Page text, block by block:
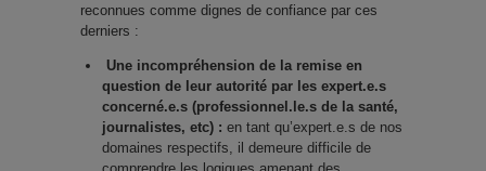
reconnues comme dignes de confiance par ces
derniers :
Une incompréhension de la remise en
question de leur autorité par les expert.e.s
concerné.e.s (professionnel.le.s de la santé,
journalistes, etc) : en tant qu’expert.e.s de nos
domaines respectifs, il demeure difficile de